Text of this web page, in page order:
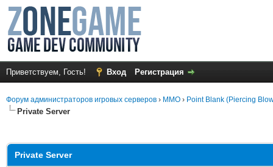
Приветствуем, Гость! Вход Регистрация
Форум администраторов игровых серверов › MMO › Point Blank (Piercing
Private Server
Private Server